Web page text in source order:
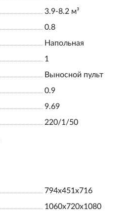
3.9-8.2 м³
0.8
Напольная
1
Выносной пульт
0.9
9.69
220/1/50
794x451x716
1060x720x1080